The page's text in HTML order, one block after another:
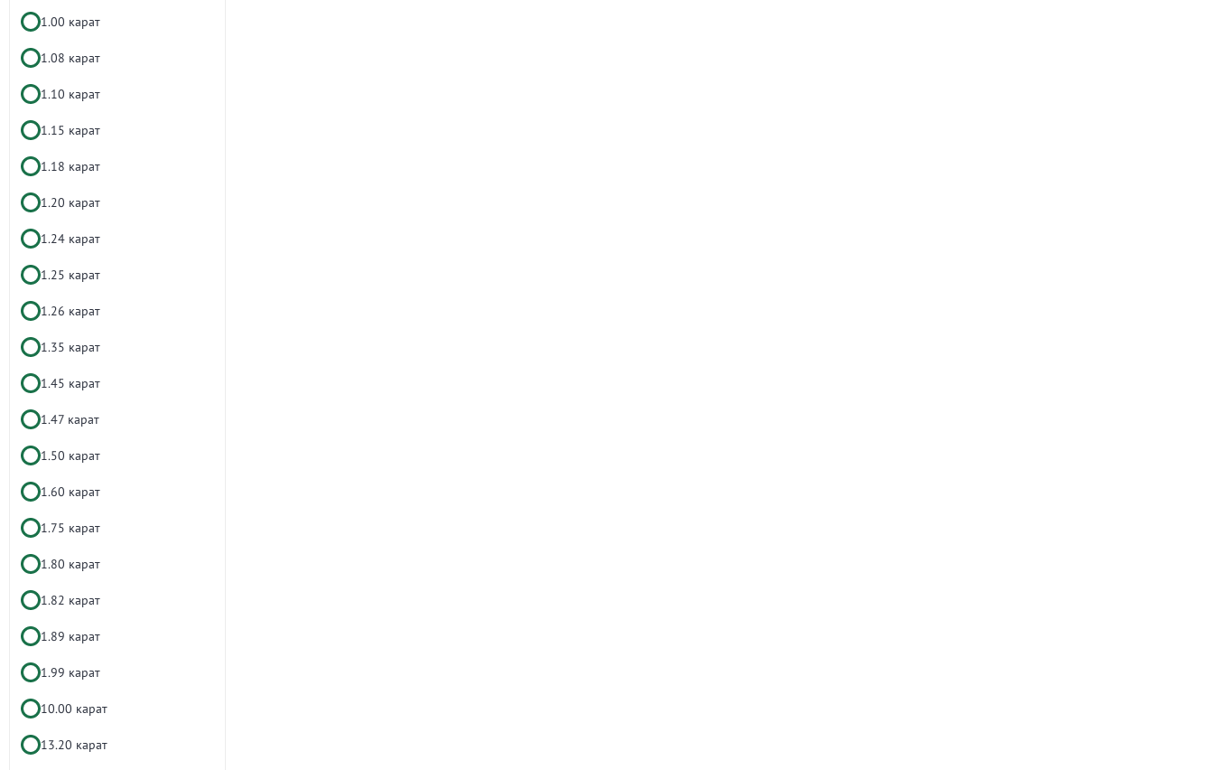
1.00 карат
1.08 карат
1.10 карат
1.15 карат
1.18 карат
1.20 карат
1.24 карат
1.25 карат
1.26 карат
1.35 карат
1.45 карат
1.47 карат
1.50 карат
1.60 карат
1.75 карат
1.80 карат
1.82 карат
1.89 карат
1.99 карат
10.00 карат
13.20 карат